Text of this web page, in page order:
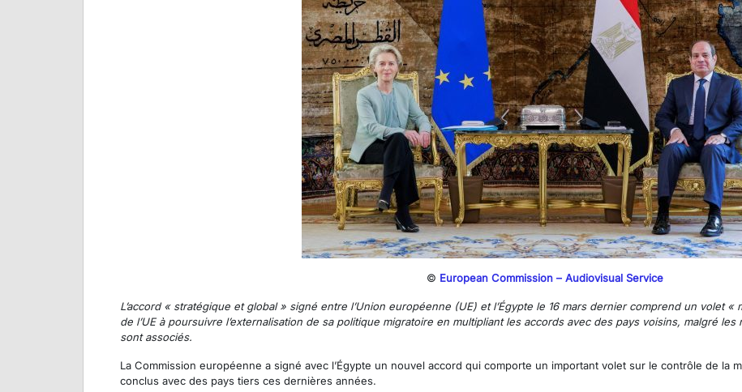
© European Commission – Audiovisual Service
L’accord « stratégique et global » signé entre l’Union européenne (UE) et l’Égypte le 16 mars dernier comprend un volet
de l’UE à poursuivre l’externalisation de sa politique migratoire en multipliant les accords avec des pays voisins, malgré
sont associés.
La Commission européenne a signé avec l’Égypte un nouvel accord qui comporte un important volet sur le contrôle de la
conclus avec des pays tiers ces dernières années.